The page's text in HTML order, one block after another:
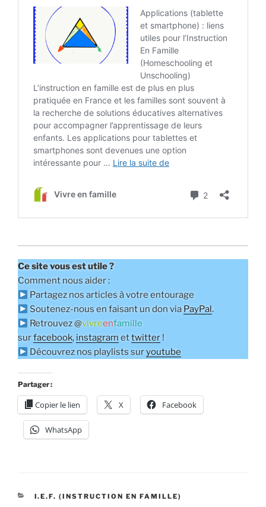
Ce site vous est utile ?
Comment nous aider :
Partagez nos articles à votre entourage
Soutenez-nous en faisant un don via PayPal.
Retrouvez @vivreenfamille
surfacebook, instagram ettwitter !
Découvrez nos playlists suryoutube
Partager :
Copier le lien X Facebook
WhatsApp
CATÉGORIES
I.E.F. (INSTRUCTION EN FAMILLE)